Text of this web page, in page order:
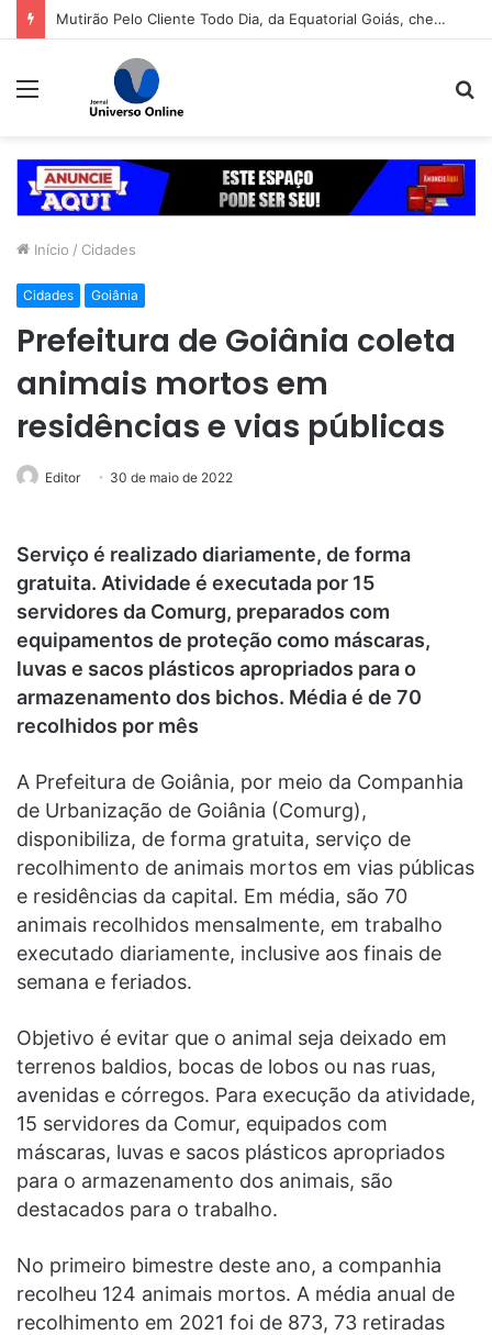
Mutirão Pelo Cliente Todo Dia, da Equatorial Goiás, chega a Goiânia na próxima segunda-feira (10)
Menu
Início / Cidades
Cidades Goiânia
Prefeitura de Goiânia coleta
animais mortos em
residências e vias públicas
Editor 30 de maio de 2022
Serviço é realizado diariamente, de forma
gratuita. Atividade é executada por 15
servidores da Comurg, preparados com
equipamentos de proteção como máscaras,
luvas e sacos plásticos apropriados para o
armazenamento dos bichos. Média é de 70
recolhidos por mês
A Prefeitura de Goiânia, por meio da Companhia
de Urbanização de Goiânia (Comurg),
disponibiliza, de forma gratuita, serviço de
recolhimento de animais mortos em vias públicas
e residências da capital. Em média, são 70
animais recolhidos mensalmente, em trabalho
executado diariamente, inclusive aos finais de
semana e feriados.
Objetivo é evitar que o animal seja deixado em
terrenos baldios, bocas de lobos ou nas ruas,
avenidas e córregos. Para execução da atividade,
15 servidores da Comur, equipados com
máscaras, luvas e sacos plásticos apropriados
para o armazenamento dos animais, são
destacados para o trabalho.
No primeiro bimestre deste ano, a companhia
recolheu 124 animais mortos. A média anual de
recolhimento em 2021 foi de 873, 73 retiradas